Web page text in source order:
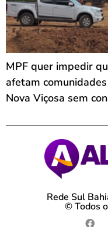
MPF quer impedir
afetam
Nova Viçosa sem
Rede Sul
© Todos